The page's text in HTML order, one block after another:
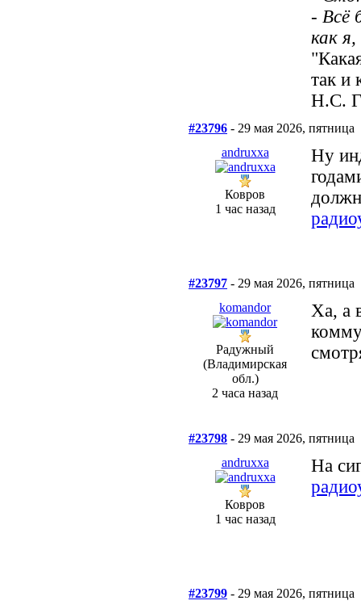
- Всё
как
так и
Н.С.
#23796 - 29 мая 2026, пятница
andruxxa
Ковров
1 час назад
Ну
#23797 - 29 мая 2026, пятница
komandor
Радужный
(Владимирская
обл.)
2 часа назад
Ха, а
#23798 - 29 мая 2026, пятница
andruxxa
Ковров
1 час назад
На
#23799 - 29 мая 2026, пятница